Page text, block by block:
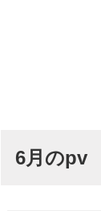
6月のpv